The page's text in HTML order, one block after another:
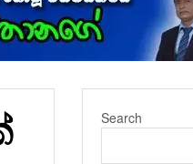
Search